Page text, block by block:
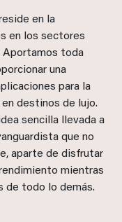
en la
en los sectores
Aportamos toda
una
para la
destinos de lujo.
sencilla llevada a
que no
aparte de disfrutar
mientras
de todo lo demás.